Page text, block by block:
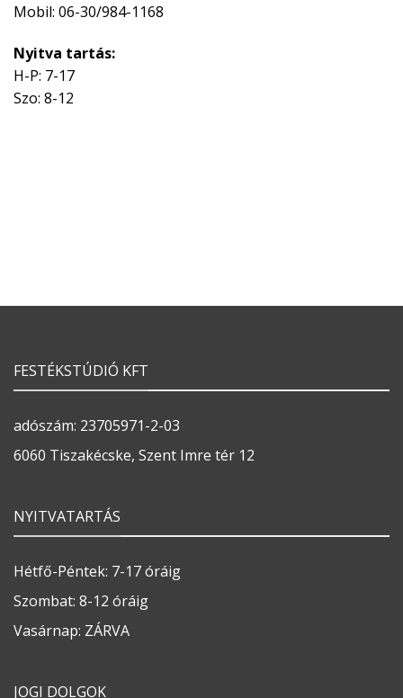
Mobil: 06-30/984-1168
Nyitva tartás:
H-P: 7-17
Szo: 8-12
FESTÉKSTÚDIÓ KFT
adószám: 23705971-2-03
6060 Tiszakécske, Szent Imre tér 12
NYITVATARTÁS
Hétfő-Péntek: 7-17 óráig
Szombat: 8-12 óráig
Vasárnap: ZÁRVA
JOGI DOLGOK